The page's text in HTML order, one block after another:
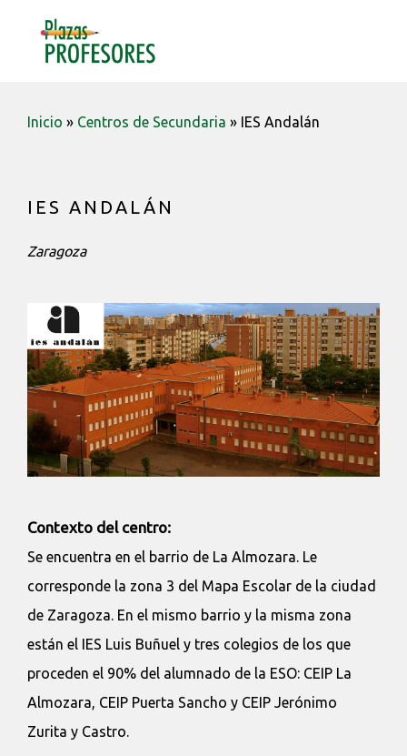
principal
contenido
lateralInicio » Centros de Secundaria » IES Andalán
IES ANDALÁN
Zaragoza
Contexto del centro:
Se encuentra en el barrio de La Almozara. Le
corresponde la zona 3 del Mapa Escolar de la ciudad
de Zaragoza. En el mismo barrio y la misma zona
están el IES Luis Buñuel y tres colegios de los que
proceden el 90% del alumnado de la ESO: CEIP La
Almozara, CEIP Puerta Sancho y CEIP Jerónimo
Zurita y Castro.